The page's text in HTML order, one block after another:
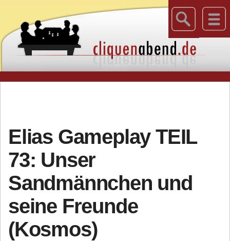
Elias Gameplay TEIL
73: Unser
Sandmännchen und
seine Freunde
(Kosmos)